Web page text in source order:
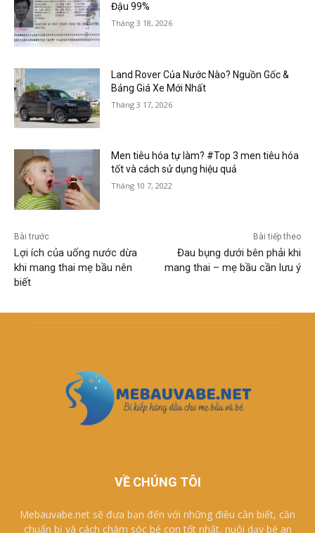
Đậu 99%
Tháng 3 18, 2026
Land Rover Của Nước Nào? Nguồn Gốc &
Bảng Giá Xe Mới Nhất
Tháng 3 17, 2026
Men tiêu hóa tự làm? #Top 3 men tiêu hóa
tốt và cách sử dụng hiệu quả
Tháng 10 7, 2022
Bài trước
Lợi ích của uống nước dừa
khi mang thai mẹ bầu nên
biết
Bài tiếp theo
Đau bụng dưới bên phải khi
mang thai – mẹ bầu cần lưu ý
VỀ CHÚNG TÔI
Mebauvabe.net sẽ đưa bạn đến với những điều cần biết, cần
chuẩn bị và cách chăm sóc bé con tốt nhất, nuôi dạy bé an